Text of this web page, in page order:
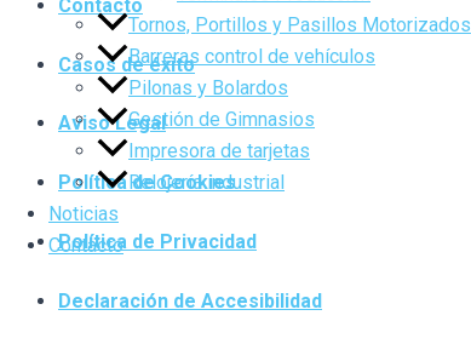
Tornos, Portillos y Pasillos Motorizados
Barreras control de vehículos
Pilonas y Bolardos
Gestión de Gimnasios
Impresora de tarjetas
Relojería industrial
Noticias
Contacto
Contacto
Casos de éxito
Aviso Legal
Política de Cookies
Política de Privacidad
Declaración de Accesibilidad